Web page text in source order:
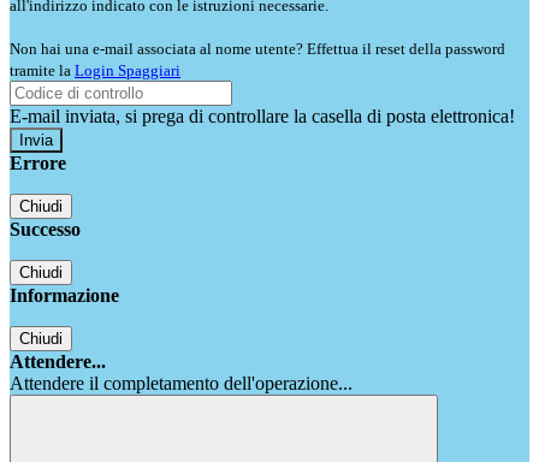
all'indirizzo indicato con le istruzioni necessarie.
Non hai una e-mail associata al nome utente? Effettua il reset della password
tramite la Login Spaggiari
E-mail inviata, si prega di controllare la casella di posta elettronica!
Errore
Chiudi
Successo
Chiudi
Informazione
Chiudi
Attendere...
Attendere il completamento dell'operazione...